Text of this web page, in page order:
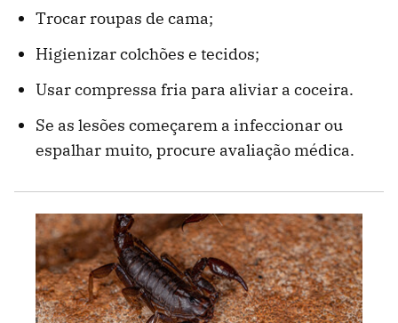
Trocar roupas de cama;
Higienizar colchões e tecidos;
Usar compressa fria para aliviar a coceira.
Se as lesões começarem a infeccionar ou
espalhar muito, procure avaliação médica.